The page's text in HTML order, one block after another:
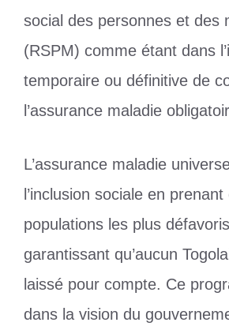
social des personnes et des
(RSPM) comme étant dans
temporaire ou définitive de
l’assurance maladie
L’assurance maladie
l’inclusion sociale en
populations les plus
garantissant qu’aucun
laissé pour compte. Ce
dans la vision du